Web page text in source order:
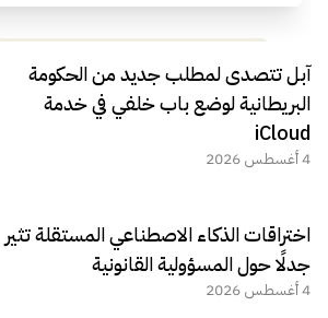
مراجعة شاملة لعملاق الألعاب
الجديد REDMAGIC 11 AIR
آبل تتصدى لمطلب جديد من الحكومة
البريطانية لوضع باب خلفي في خدمة
iCloud
4 أغسطس 2026
اختراقات الذكاء الاصطناعي المستقلة تثير
جدلًا حول المسؤولية القانونية
4 أغسطس 2026